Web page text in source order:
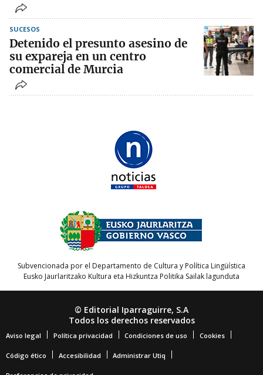
SUCESOS
Detenido el presunto asesino de
su expareja en un centro
comercial de Murcia
Subvencionada por el Departamento de Cultura y Política Lingüística
Eusko Jaurlaritzako Kultura eta Hizkuntza Politika Sailak lagunduta
© Editorial Iparraguirre, S.A
Todos los derechos reservados
Aviso legal Política privacidad Condiciones de uso Cookies
Código ético Accesibilidad Administrar Utiq